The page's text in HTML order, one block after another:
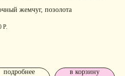
жемчуг, позолота
Р.
подробнее в корзину